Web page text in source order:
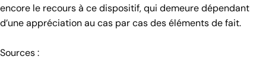
encore le recours à ce dispositif, qui demeure dépendant
d’une appréciation au cas par cas des éléments de fait.
Sources :